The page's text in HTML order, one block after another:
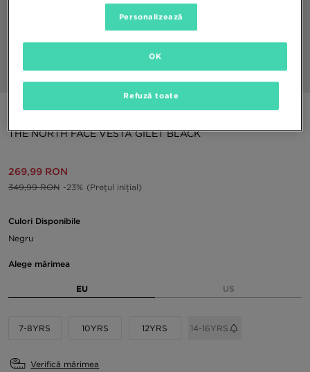
ONLY AT JD
THE NORTH FACE VESTĂ GILET BLACK
269,99 RON
349,99 RON -23% (Prețul inițial)
Culori Disponibile
Negru
Alege mărimea
EU US
7-8YRS 10YRS 12YRS 14-16YRS
Verifică mărimea
Personalizează
Refuză toate
OK